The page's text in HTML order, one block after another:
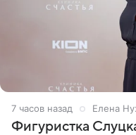
7 часов назад Елена
Фигуристка